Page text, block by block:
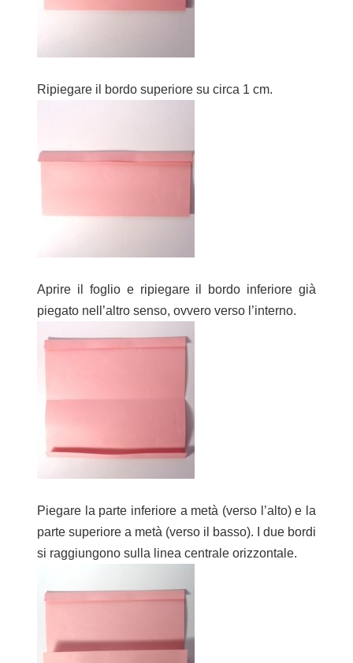
Ripiegare il bordo superiore su circa 1 cm.
Aprire il foglio e ripiegare il bordo inferiore già
piegato nell’altro senso, ovvero verso l’interno.
Piegare la parte inferiore a metà (verso l’alto) e la
parte superiore a metà (verso il basso). I due bordi
si raggiungono sulla linea centrale orizzontale.